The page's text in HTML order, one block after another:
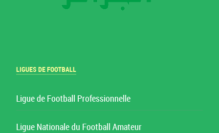
LIGUES DE FOOTBALL
Ligue de Football Professionnelle
Ligue Nationale du Football Amateur